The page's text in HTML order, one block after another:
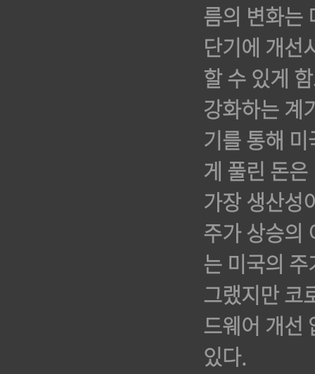
름의 변화는
단기에 개선
할 수 있게
강화하는 계
기를 통해
게 풀린 돈
가장 생산성
주가 상승의
는 미국의
그랬지만 코
드웨어 개선
있다.